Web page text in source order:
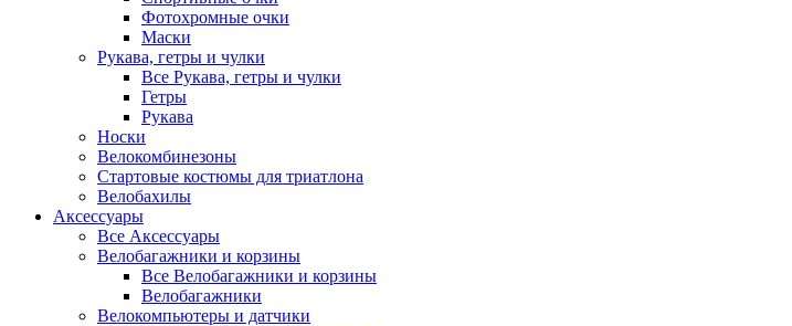
Фотохромные очки
Маски
Рукава, гетры и чулки
Все Рукава, гетры и чулки
Гетры
Рукава
Носки
Велокомбинезоны
Стартовые костюмы для триатлона
Велобахилы
Аксессуары
Все Аксессуары
Велобагажники и корзины
Все Велобагажники и корзины
Велобагажники
Велокомпьютеры и датчики